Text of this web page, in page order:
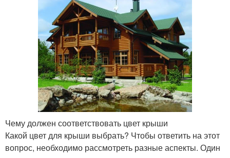
Чему должен соответствовать цвет крыши
Какой цвет для крыши выбрать? Чтобы ответить на этот
вопрос, необходимо рассмотреть разные аспекты. Один